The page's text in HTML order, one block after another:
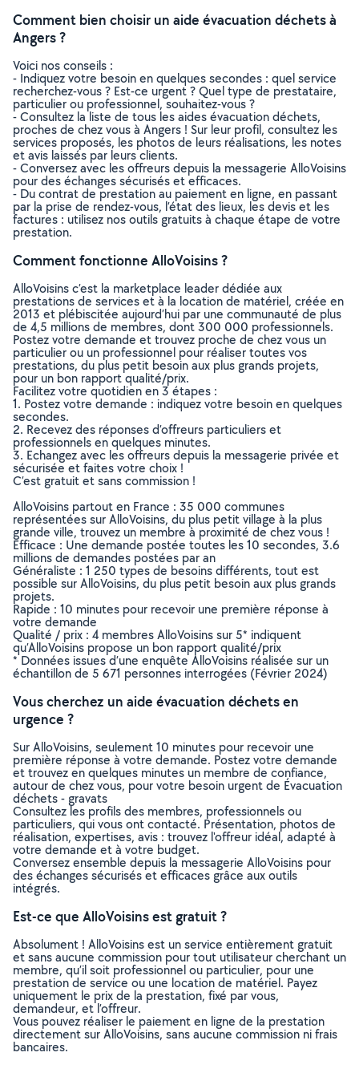
Comment bien choisir un aide évacuation déchets à
Angers ?
Voici nos conseils :
- Indiquez votre besoin en quelques secondes : quel service
recherchez-vous ? Est-ce urgent ? Quel type de prestataire,
particulier ou professionnel, souhaitez-vous ?
- Consultez la liste de tous les aides évacuation déchets,
proches de chez vous à Angers ! Sur leur profil, consultez les
services proposés, les photos de leurs réalisations, les notes
et avis laissés par leurs clients.
- Conversez avec les offreurs depuis la messagerie AlloVoisins
pour des échanges sécurisés et efficaces.
- Du contrat de prestation au paiement en ligne, en passant
par la prise de rendez-vous, l’état des lieux, les devis et les
factures : utilisez nos outils gratuits à chaque étape de votre
prestation.
Comment fonctionne AlloVoisins ?
AlloVoisins c’est la marketplace leader dédiée aux
prestations de services et à la location de matériel, créée en
2013 et plébiscitée aujourd’hui par une communauté de plus
de 4,5 millions de membres, dont 300 000 professionnels.
Postez votre demande et trouvez proche de chez vous un
particulier ou un professionnel pour réaliser toutes vos
prestations, du plus petit besoin aux plus grands projets,
pour un bon rapport qualité/prix.
Facilitez votre quotidien en 3 étapes :
1. Postez votre demande : indiquez votre besoin en quelques
secondes.
2. Recevez des réponses d’offreurs particuliers et
professionnels en quelques minutes.
3. Echangez avec les offreurs depuis la messagerie privée et
sécurisée et faites votre choix !
C’est gratuit et sans commission !
AlloVoisins partout en France : 35 000 communes
représentées sur AlloVoisins, du plus petit village à la plus
grande ville, trouvez un membre à proximité de chez vous !
Efficace : Une demande postée toutes les 10 secondes, 3.6
millions de demandes postées par an
Généraliste : 1 250 types de besoins différents, tout est
possible sur AlloVoisins, du plus petit besoin aux plus grands
projets.
Rapide : 10 minutes pour recevoir une première réponse à
votre demande
Qualité / prix : 4 membres AlloVoisins sur 5* indiquent
qu’AlloVoisins propose un bon rapport qualité/prix
* Données issues d’une enquête AlloVoisins réalisée sur un
échantillon de 5 671 personnes interrogées (Février 2024)
Vous cherchez un aide évacuation déchets en
urgence ?
Sur AlloVoisins, seulement 10 minutes pour recevoir une
première réponse à votre demande. Postez votre demande
et trouvez en quelques minutes un membre de confiance,
autour de chez vous, pour votre besoin urgent de Évacuation
déchets - gravats
Consultez les profils des membres, professionnels ou
particuliers, qui vous ont contacté. Présentation, photos de
réalisation, expertises, avis : trouvez l'offreur idéal, adapté à
votre demande et à votre budget.
Conversez ensemble depuis la messagerie AlloVoisins pour
des échanges sécurisés et efficaces grâce aux outils
intégrés.
Est-ce que AlloVoisins est gratuit ?
Absolument ! AlloVoisins est un service entièrement gratuit
et sans aucune commission pour tout utilisateur cherchant un
membre, qu’il soit professionnel ou particulier, pour une
prestation de service ou une location de matériel. Payez
uniquement le prix de la prestation, fixé par vous,
demandeur, et l’offreur.
Vous pouvez réaliser le paiement en ligne de la prestation
directement sur AlloVoisins, sans aucune commission ni frais
bancaires.